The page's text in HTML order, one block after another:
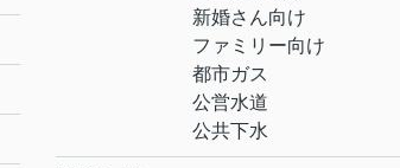
新婚さん向け
ファミリー向け
都市ガス
公営水道
公共下水